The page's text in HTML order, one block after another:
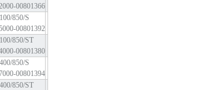
00801366
850/S
00801392
850/ST
00801380
850/S
00801394
850/ST